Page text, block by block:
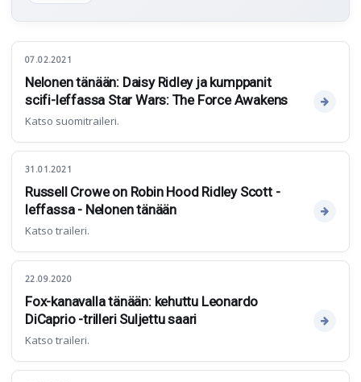
07.02.2021
Nelonen tänään: Daisy Ridley ja kumppanit
scifi-leffassa Star Wars: The Force Awakens
Katso suomitraileri.
31.01.2021
Russell Crowe on Robin Hood Ridley Scott -
leffassa - Nelonen tänään
Katso traileri.
22.09.2020
Fox-kanavalla tänään: kehuttu Leonardo
DiCaprio -trilleri Suljettu saari
Katso traileri.